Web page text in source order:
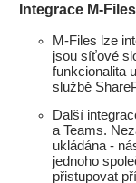
Integrace M-
M-Files lze
jsou síťové
funkcionalita
službě
Další
a Teams.
ukládána -
jednoho
přistupovat